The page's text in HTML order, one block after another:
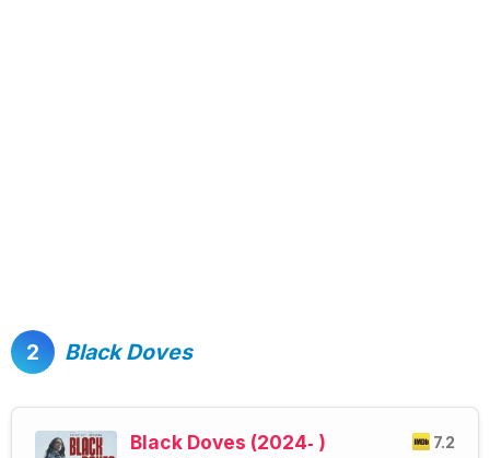
2 Black Doves
7.2
Black Doves (2024‑ )